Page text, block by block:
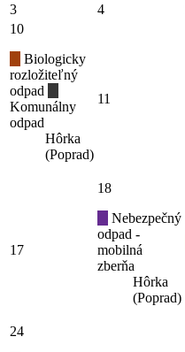
3 4
10
Biologicky
rozložiteľný
odpad
Komunálny
odpad
Hôrka
(Poprad)
11
17
18
Nebezpečný
odpad -
mobilná
zberňa
Hôrka
(Poprad)
24